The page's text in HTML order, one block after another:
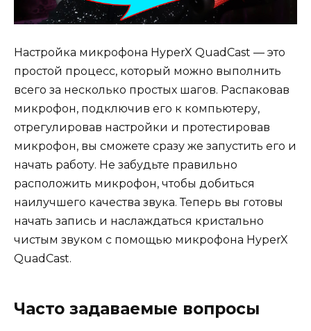
Настройка микрофона HyperX QuadCast — это
простой процесс, который можно выполнить
всего за несколько простых шагов. Распаковав
микрофон, подключив его к компьютеру,
отрегулировав настройки и протестировав
микрофон, вы сможете сразу же запустить его и
начать работу. Не забудьте правильно
расположить микрофон, чтобы добиться
наилучшего качества звука. Теперь вы готовы
начать запись и наслаждаться кристально
чистым звуком с помощью микрофона HyperX
QuadCast.
Часто задаваемые вопросы